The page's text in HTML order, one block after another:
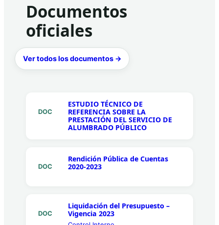
Documentos
oficiales
Ver todos los documentos →
DOC
ESTUDIO TÉCNICO DE
REFERENCIA SOBRE LA
PRESTACIÓN DEL SERVICIO DE
ALUMBRADO PÚBLICO
DOC
Rendición Pública de Cuentas
2020-2023
DOC
Liquidación del Presupuesto –
Vigencia 2023